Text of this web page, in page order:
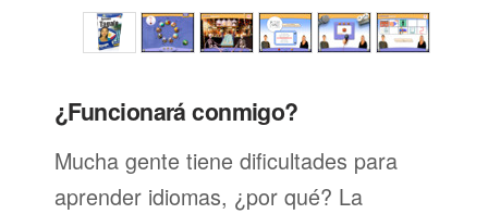
¿Funcionará conmigo?
Mucha gente tiene dificultades para
aprender idiomas, ¿por qué? La